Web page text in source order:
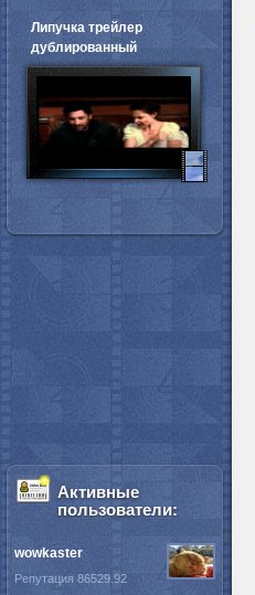
Липучка трейлер
дублированный
Активные
пользователи:
wowkaster
Репутация 86529.92